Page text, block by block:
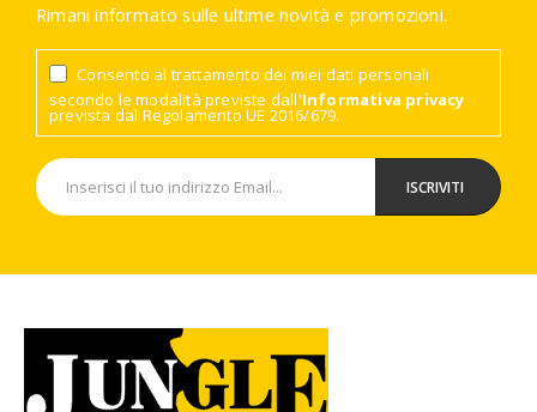
Rimani informato sulle ultime novità e promozioni.
Consento al trattamento dei miei dati personali
secondo le modalità previste dall'Informativa privacy
prevista dal Regolamento UE 2016/679.